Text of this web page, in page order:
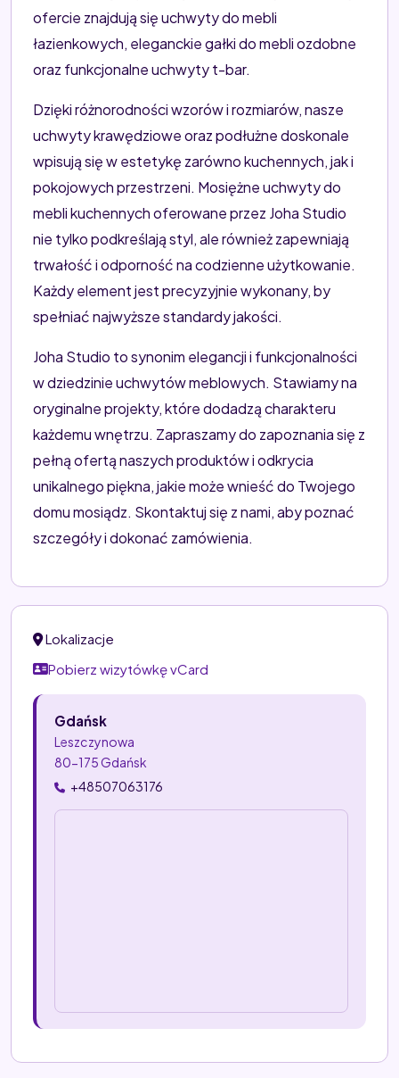
ofercie znajdują się uchwyty do mebli
łazienkowych, eleganckie gałki do mebli ozdobne
oraz funkcjonalne uchwyty t-bar.
Dzięki różnorodności wzorów i rozmiarów, nasze
uchwyty krawędziowe oraz podłużne doskonale
wpisują się w estetykę zarówno kuchennych, jak i
pokojowych przestrzeni. Mosiężne uchwyty do
mebli kuchennych oferowane przez Joha Studio
nie tylko podkreślają styl, ale również zapewniają
trwałość i odporność na codzienne użytkowanie.
Każdy element jest precyzyjnie wykonany, by
spełniać najwyższe standardy jakości.
Joha Studio to synonim elegancji i funkcjonalności
w dziedzinie uchwytów meblowych. Stawiamy na
oryginalne projekty, które dodadzą charakteru
każdemu wnętrzu. Zapraszamy do zapoznania się z
pełną ofertą naszych produktów i odkrycia
unikalnego piękna, jakie może wnieść do Twojego
domu mosiądz. Skontaktuj się z nami, aby poznać
szczegóły i dokonać zamówienia.
Lokalizacje
Pobierz wizytówkę vCard
Gdańsk
Leszczynowa
80-175 Gdańsk
+48507063176